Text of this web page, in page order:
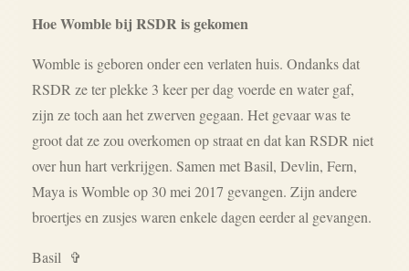
Hoe Womble bij RSDR is gekomen
Womble is geboren onder een verlaten huis. Ondanks dat
RSDR ze ter plekke 3 keer per dag voerde en water gaf,
zijn ze toch aan het zwerven gegaan. Het gevaar was te
groot dat ze zou overkomen op straat en dat kan RSDR niet
over hun hart verkrijgen. Samen met Basil, Devlin, Fern,
Maya is Womble op 30 mei 2017 gevangen. Zijn andere
broertjes en zusjes waren enkele dagen eerder al gevangen.
Basil ✞